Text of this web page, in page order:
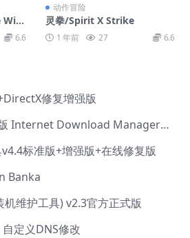
Witc
6.6
动作冒险
灵拳/Spirit X Strike
1 年前 27 6.6
修复增强版
IDM下载器中文版 Internet Download Manager v6.42.36 IDM
标准版+增强版+在线修复版
Banka
机维护工具) v2.3官方正式版
定义DNS修改